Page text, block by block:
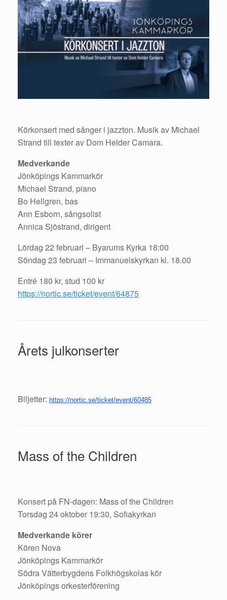
Körkonsert med sånger i jazzton. Musik av Michael
Strand till texter av Dom Helder Camara.
Medverkande
Jönköpings Kammarkör
Michael Strand, piano
Bo Hellgren, bas
Ann Esborn, sångsolist
Annica Sjöstrand, dirigent
Lördag 22 februari – Byarums Kyrka 18:00
Söndag 23 februari – Immanuelskyrkan kl. 18.00
Entré 180 kr, stud 100 kr
https://nortic.se/ticket/event/64875
Årets julkonserter
Biljetter: https://nortic.se/ticket/event/60485
Mass of the Children
Konsert på FN-dagen: Mass of the Children
Torsdag 24 oktober 19:30, Sofiakyrkan
Medverkande körer
Kören Nova
Jönköpings Kammarkör
Södra Vätterbygdens Folkhögskolas kör
Jönköpings orkesterförening